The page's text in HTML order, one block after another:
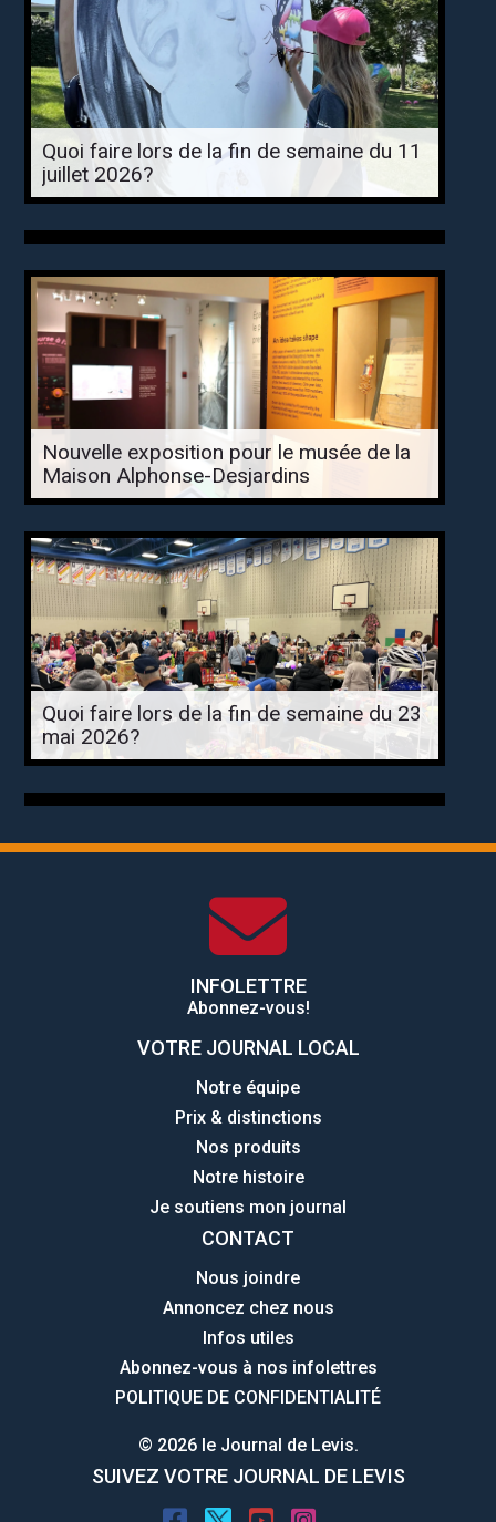
Quoi faire lors de la fin de semaine du 11
juillet 2026?
Nouvelle exposition pour le musée de la
Maison Alphonse-Desjardins
Quoi faire lors de la fin de semaine du 23
mai 2026?
INFOLETTRE
Abonnez-vous!
VOTRE JOURNAL LOCAL
Notre équipe
Prix & distinctions
Nos produits
Notre histoire
Je soutiens mon journal
CONTACT
Nous joindre
Annoncez chez nous
Infos utiles
Abonnez-vous à nos infolettres
POLITIQUE DE CONFIDENTIALITÉ
© 2026 le Journal de Levis.
SUIVEZ VOTRE JOURNAL DE LEVIS